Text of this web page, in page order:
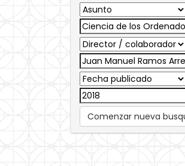
Comenzar nueva